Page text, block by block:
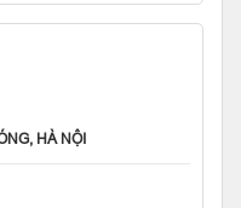
HÀ NỘI